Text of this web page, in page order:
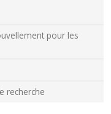
pour les
recherche